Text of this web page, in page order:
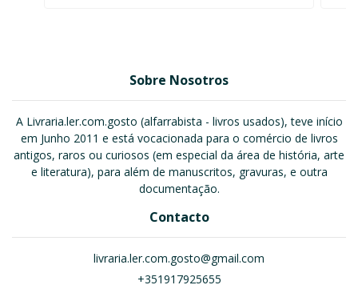
Sobre Nosotros
A Livraria.ler.com.gosto (alfarrabista - livros usados), teve início
em Junho 2011 e está vocacionada para o comércio de livros
antigos, raros ou curiosos (em especial da área de história, arte
e literatura), para além de manuscritos, gravuras, e outra
documentação.
Contacto
livraria.ler.com.gosto@gmail.com
+351917925655